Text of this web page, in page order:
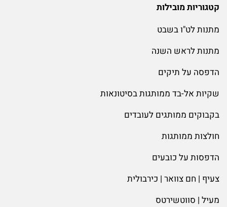
קטגוריות מובילות
מתנות לט"ו בשבט
מתנות לראש השנה
הדפסה על תיקים
שקיות אל-בד ממותגות בסיטונאות
בקבוקים ממותגים לעובדים
חולצות ממותגות
הדפסות על כובעים
צעיף | חם צוואר | כירבולית
מעיל | סווטשירטס